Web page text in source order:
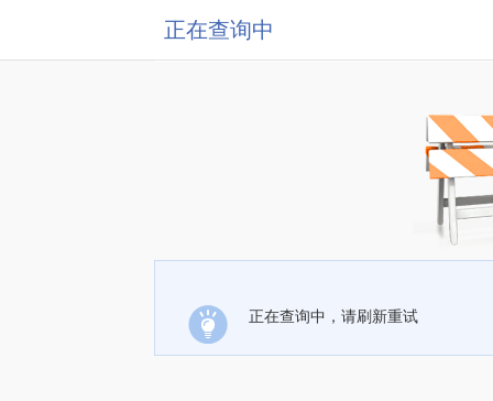
正在查询中
正在查询中，请刷新重试